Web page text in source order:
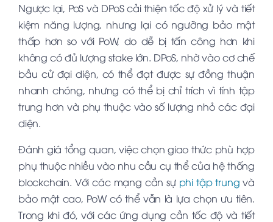
Ngược lại, PoS và DPoS cải thiện tốc độ xử lý và tiết
kiệm năng lượng, nhưng lại có ngưỡng bảo mật
thấp hơn so với PoW, do dễ bị tấn công hơn khi
không có đủ lượng stake lớn. DPoS, nhờ vào cơ chế
bầu cử đại diện, có thể đạt được sự đồng thuận
nhanh chóng, nhưng có thể bị chỉ trích vì tính tập
trung hơn và phụ thuộc vào số lượng nhỏ các đại
diện.
Đánh giá tổng quan, việc chọn giao thức phù hợp
phụ thuộc nhiều vào nhu cầu cụ thể của hệ thống
blockchain. Với các mạng cần sự phi tập trung và
bảo mật cao, PoW có thể vẫn là lựa chọn ưu tiên.
Trong khi đó, với các ứng dụng cần tốc độ và tiết